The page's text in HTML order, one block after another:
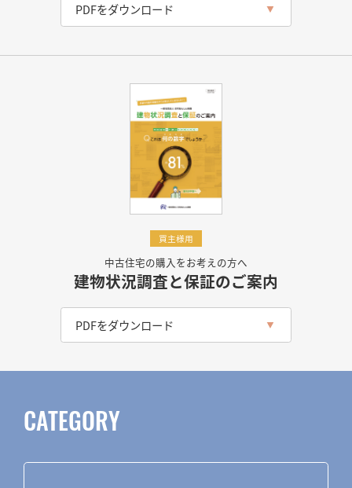
PDFをダウンロード
買主様用
中古住宅の購入をお考えの方へ
建物状況調査と保証のご案内
PDFをダウンロード
CATEGORY